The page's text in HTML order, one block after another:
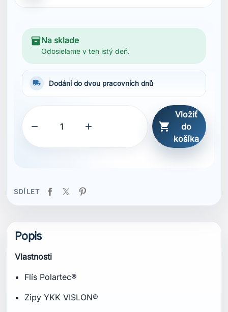
inventory_2Na sklade
Odosielame v ten istý deň.
local_shipping Dodání do dvou pracovních dnů
  
Vložiť
do
košíka
SDÍLET
Popis
Vlastnosti
Flís Polartec®
Zipy YKK VISLON®